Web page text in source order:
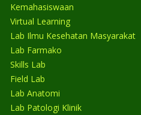
Kemahasiswaan
Virtual Learning
Lab Ilmu Kesehatan Masyarakat
Lab Farmako
Skills Lab
Field Lab
Lab Anatomi
Lab Patologi Klinik